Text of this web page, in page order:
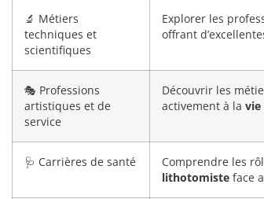
🔬 Métiers
techniques et
scientifiques
Explorer les
offrant
🎭 Professions
artistiques et de
service
Découvrir les
activement à la vie
🩺 Carrières de santé Comprendre les
lithotomiste face